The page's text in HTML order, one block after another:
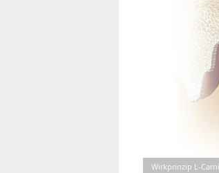
Wirkprinzip L-